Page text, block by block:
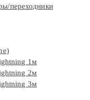
переходники
1м
2м
3м